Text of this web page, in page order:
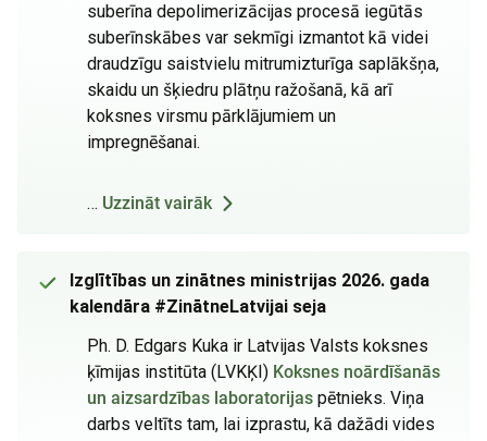
suberīna depolimerizācijas procesā iegūtās
suberīnskābes var sekmīgi izmantot kā videi
draudzīgu saistvielu mitrumizturīga saplākšņa,
skaidu un šķiedru plātņu ražošanā, kā arī
koksnes virsmu pārklājumiem un
impregnēšanai.
… Uzzināt vairāk
Izglītības un zinātnes ministrijas 2026. gada
kalendāra #ZinātneLatvijai seja
Ph. D. Edgars Kuka ir Latvijas Valsts koksnes
ķīmijas institūta (LVKĶI) Koksnes noārdīšanās
un aizsardzības laboratorijas pētnieks. Viņa
darbs veltīts tam, lai izprastu, kā dažādi vides